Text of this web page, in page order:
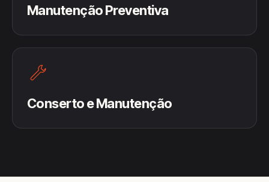
Manutenção Preventiva
Conserto e Manutenção